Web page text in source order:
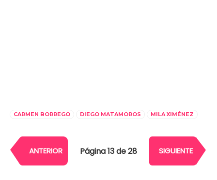
CARMEN BORREGO DIEGO MATAMOROS MILA XIMÉNEZ
ANTERIOR Página 13 de 28 SIGUIENTE